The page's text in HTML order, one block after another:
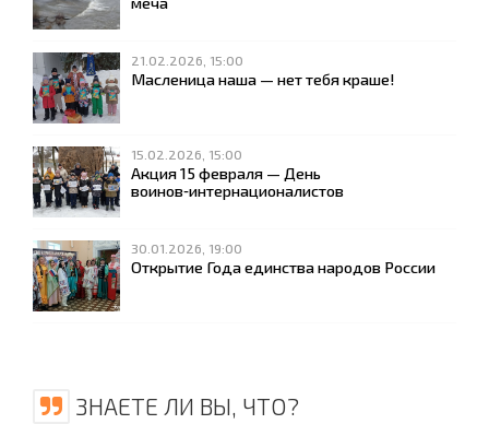
21.02.2026, 15:00
Масленица наша — нет тебя краше!
15.02.2026, 15:00
Акция 15 февраля — День
воинов‑интернационалистов
30.01.2026, 19:00
Открытие Года единства народов России
ЗНАЕТЕ ЛИ ВЫ, ЧТО?